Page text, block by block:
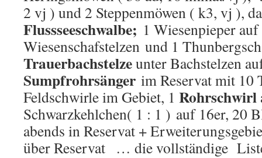
2 vj ) und 2 Steppenmöwen ( k3, vj ),
Flussseeschwalbe; 1 Wiesenpieper
Wiesenschafstelzen und 1
Trauerbachstelzeunter Bachstelzen
Sumpfrohrsänger im Reservat mit 10
Feldschwirle im Gebiet, 1 Rohrschwirl
Schwarzkehlchen( 1 : 1 ) auf 16er, 20
abends in Reservat +
über Reservat … die vollständige